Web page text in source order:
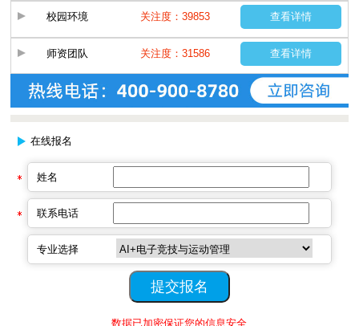
校园环境 关注度：39853 查看详情
师资团队 关注度：31586 查看详情
在线报名
姓名
联系电话
专业选择
数据已加密保证您的信息安全